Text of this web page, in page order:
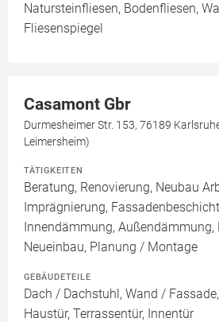
Natursteinfliesen, Bodenfliesen,
Fliesenspiegel
Casamont Gbr
Durmesheimer Str. 153, 76189
Leimersheim)
TÄTIGKEITEN
Beratung, Renovierung, Neubau
Imprägnierung,
Innendämmung, Außendämmung,
Neueinbau, Planung / Montage
GEBÄUDETEILE
Dach / Dachstuhl, Wand /
Haustür, Terrassentür, Innentür